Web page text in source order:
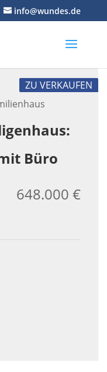
info@wundes.de
ZU VERKAUFEN
Büro
648.000 €